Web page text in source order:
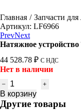
You are here:
Главная Запчасти
Артикул: LF6966
PrevNext
Натяжное
44 528.78 ₽ С НДС
Нет в наличии
Количество
товара
Натяжное
устройство
В корзину
Другие товары